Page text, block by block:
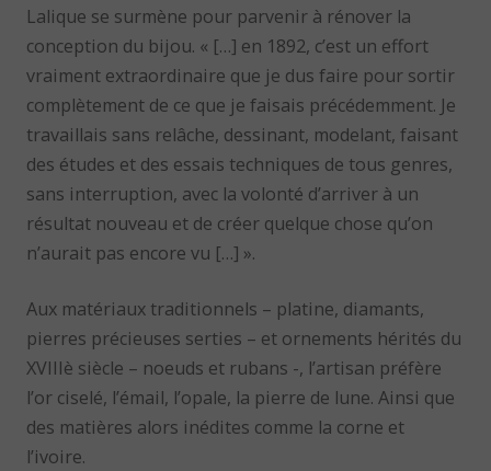
Lalique se surmène pour parvenir à rénover la
conception du bijou. « […] en 1892, c’est un effort
vraiment extraordinaire que je dus faire pour sortir
complètement de ce que je faisais précédemment. Je
travaillais sans relâche, dessinant, modelant, faisant
des études et des essais techniques de tous genres,
sans interruption, avec la volonté d’arriver à un
résultat nouveau et de créer quelque chose qu’on
n’aurait pas encore vu […] ».
Aux matériaux traditionnels – platine, diamants,
pierres précieuses serties – et ornements hérités du
XVIIIè siècle – noeuds et rubans -, l’artisan préfère
l’or ciselé, l’émail, l’opale, la pierre de lune. Ainsi que
des matières alors inédites comme la corne et
l’ivoire.